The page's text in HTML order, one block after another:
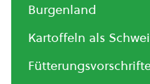
Burgenland
Kartoffeln als